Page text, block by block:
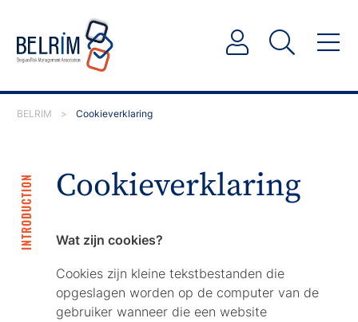
BELRIM > Cookieverklaring
Cookieverklaring
INTRODUCTION Wat zijn cookies?
Cookies zijn kleine tekstbestanden die
opgeslagen worden op de computer van de
gebruiker wanneer die een website